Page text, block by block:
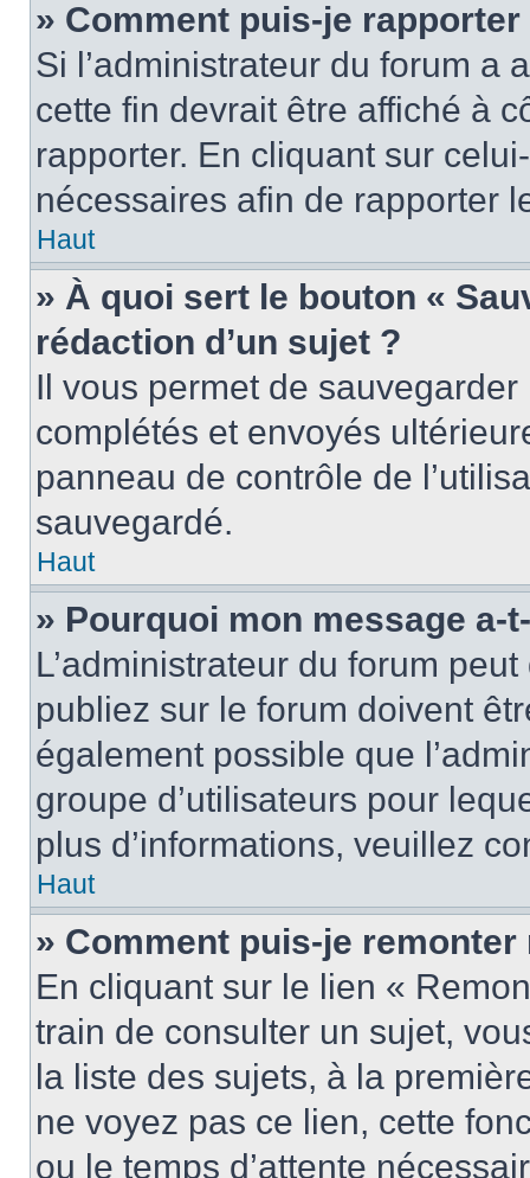
» Comment puis-je
Si l’administrateur du forum a
cette fin devrait être affiché à
rapporter. En cliquant sur
nécessaires afin de rapporter
Haut
» À quoi sert le bouton «
rédaction d’un sujet ?
Il vous permet de
complétés et envoyés
panneau de contrôle de
sauvegardé.
Haut
» Pourquoi mon message a-
L’administrateur du forum
publiez sur le forum doivent
également possible que
groupe d’utilisateurs pour
plus d’informations, veuillez
Haut
» Comment puis-je
En cliquant sur le lien «
train de consulter un sujet,
la liste des sujets, à la
ne voyez pas ce lien, cette
ou le temps d’attente